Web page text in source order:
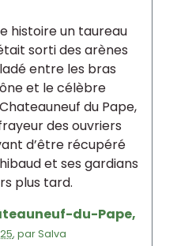
histoire un taureau
sorti des arènes
entre les bras
et le célèbre
du Pape,
des ouvriers
d’être récupéré
et ses gardians
plus tard.
du-Pape,
, parSalva